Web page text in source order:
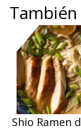
Shio Ramen